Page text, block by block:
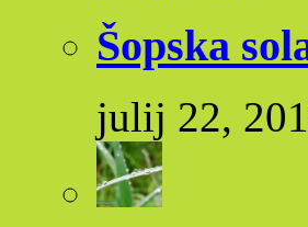
Šopska
julij 22,